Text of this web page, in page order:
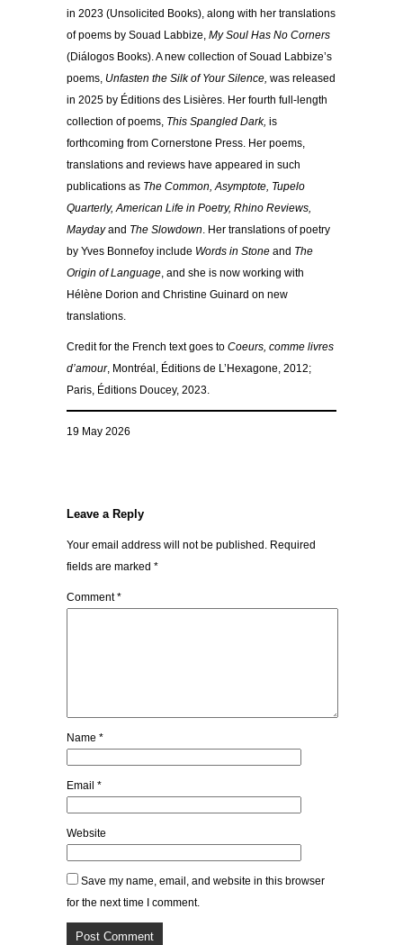
in 2023 (Unsolicited Books), along with her translations
of poems by Souad Labbize, My Soul Has No Corners
(Diálogos Books). A new collection of Souad Labbize’s
poems, Unfasten the Silk of Your Silence, was released
in 2025 by Éditions des Lisières. Her fourth full-length
collection of poems, This Spangled Dark, is
forthcoming from Cornerstone Press. Her poems,
translations and reviews have appeared in such
publications as The Common, Asymptote, Tupelo
Quarterly, American Life in Poetry, Rhino Reviews,
Maydayand The Slowdown. Her translations of poetry
by Yves Bonnefoy include Words in Stone and The
Origin of Language, and she is now working with
Hélène Dorion and Christine Guinard on new
translations.
Credit for the French text goes to Coeurs, comme livres
d’amour, Montréal, Éditions de L’Hexagone, 2012;
Paris, Éditions Doucey, 2023.
19 May 2026
Leave a Reply
Your email address will not be published. Required
fields are marked *
Comment*
Name *
Email *
Website
Save my name, email, and website in this browser
for the next time I comment.